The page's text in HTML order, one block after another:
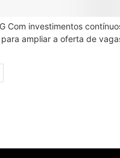
Com investimentos
ampliar a oferta de